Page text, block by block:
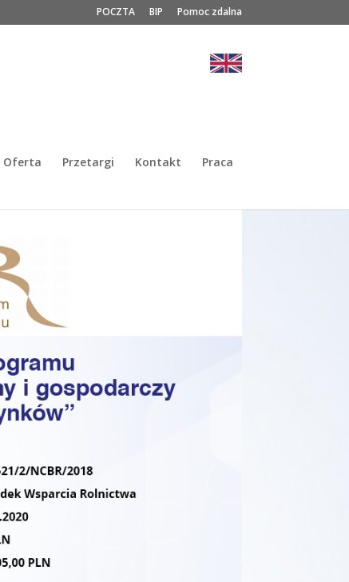
POCZTA BIP Pomoc zdalna
Oferta Przetargi Kontakt Praca